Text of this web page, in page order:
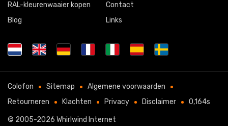
RAL-kleurenwaaier kopen
Blog
Contact
Links
Colofon Sitemap
Algemene voorwaarden
Retourneren
Klachten Privacy Disclaimer 0,164s
© 2005-2026 Whirlwind Internet